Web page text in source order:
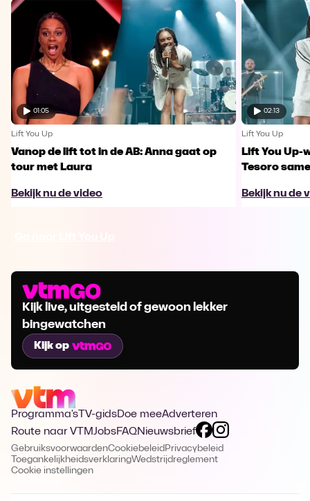
01:05
Lift You Up
Vanop de lift tot in de AB: Anna gaat op
tour met Laura
Bekijk nu de video
02:13
Lift You Up
Lift You Up-
Tesoro
Bekijk nu de
Kijk live, uitgesteld of gewoon lekker
bingewatchen
Kijk op
Programma's TV-gidsDoe meeAdverteren
Route naar VTMJobsFAQNieuwsbrief
GebruiksvoorwaardenCookiebeleid Privacybeleid
ToegankelijkheidsverklaringWedstrijdreglement
Cookie instellingen